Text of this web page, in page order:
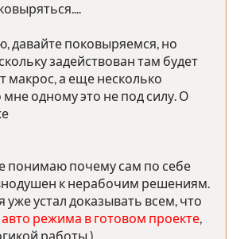
давайте поковыряемся, но
задействован там будет
макрос, а еще несколько
мне одному это не под силу. О
понимаю почему сам по себе
к нерабочим решениям.
уже устал доказывать всем, что
режима в готовом проекте,
работы ).